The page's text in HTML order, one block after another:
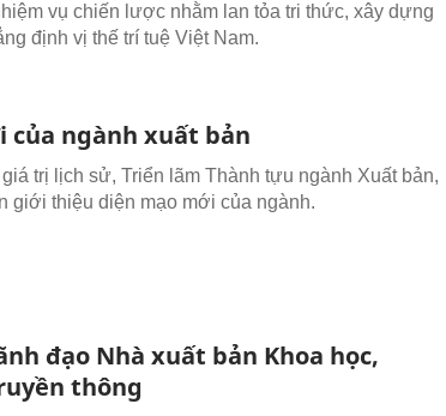
vụ chiến lược nhằm lan tỏa tri thức, xây dựng
định vị thế trí tuệ Việt Nam.
của ngành xuất bản
trị lịch sử, Triển lãm Thành tựu ngành Xuất bản,
giới thiệu diện mạo mới của ngành.
đạo Nhà xuất bản Khoa học,
thông